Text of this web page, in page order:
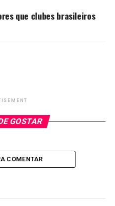
que clubes brasileiros
GOSTAR
COMENTAR